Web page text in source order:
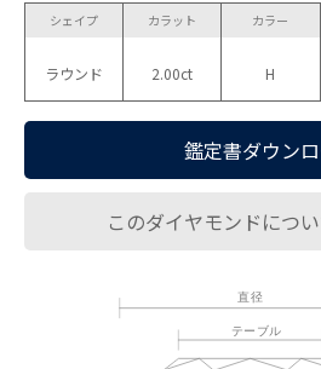
シェイプ
ラウンド
カラット
2.00ct
カラー
H
鑑定書ダウン
このダイヤモンドにつ